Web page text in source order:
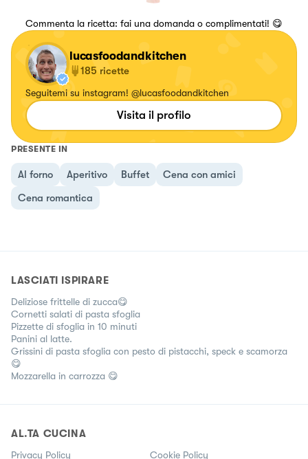
Commenta la ricetta: fai una domanda o complimentati! 😋
lucasfoodandkitchen
185 ricette
Seguitemi su instagram! @lucasfoodandkitchen
Visita il profilo
PRESENTE IN
Al forno Aperitivo Buffet
Cena con amici
Cena romantica
LASCIATI ISPIRARE
Deliziose frittelle di zucca😋
Cornetti salati di pasta sfoglia
Pizzette di sfoglia in 10 minuti
Panini al latte.
Grissini di pasta sfoglia con pesto di pistacchi, speck e scamorza
😋
Mozzarella in carrozza 😋
AL.TA CUCINA
Privacy Policy Cookie Policy